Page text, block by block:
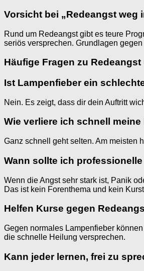
Vorsicht bei „Redeangst weg
Rund um Redeangst gibt es teure
seriös versprechen. Grundlagen
Häufige Fragen zu
Ist Lampenfieber ein
Nein. Es zeigt, dass dir dein Auftritt
Wie verliere ich schnell meine
Ganz schnell geht selten. Am meisten
Wann sollte ich
Wenn die Angst sehr stark ist, Panik
Das ist kein Forenthema und kein
Helfen Kurse gegen
Gegen normales Lampenfieber
die schnelle Heilung versprechen.
Kann jeder lernen, frei zu